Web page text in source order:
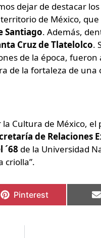
dejar de destacar
de México,
Santiago. Además,
Cruz de Tlatelolco.
de la época,
de la fortaleza de una
Cultura de México,
de Relaciones
´68 de la Universidad
criolla”.
Pinterest